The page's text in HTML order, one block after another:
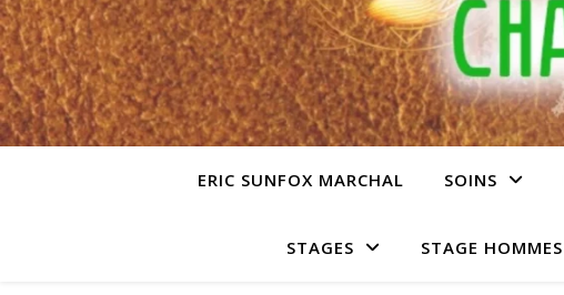
ERIC SUNFOX MARCHAL SOINS
STAGES STAGE HOMMES